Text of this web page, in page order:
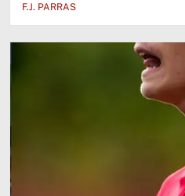
F.J. PARRAS